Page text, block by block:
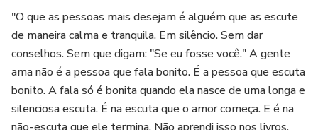
"O que as pessoas mais desejam é alguém que as escute
de maneira calma e tranquila. Em silêncio. Sem dar
conselhos. Sem que digam: "Se eu fosse você." A gente
ama não é a pessoa que fala bonito. É a pessoa que escuta
bonito. A fala só é bonita quando ela nasce de uma longa e
silenciosa escuta. É na escuta que o amor começa. E é na